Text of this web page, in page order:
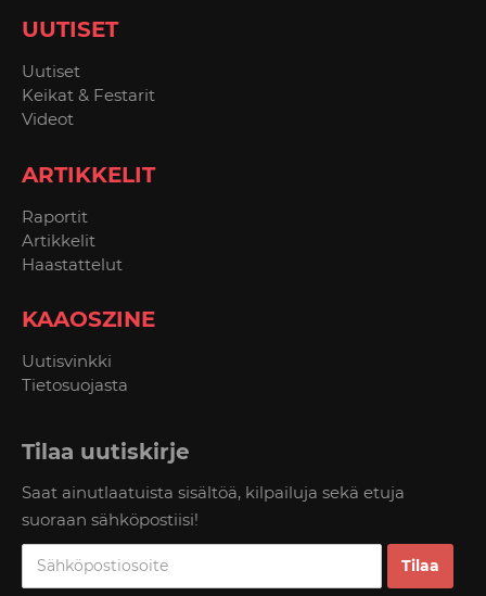
UUTISET
Uutiset
Keikat & Festarit
Videot
ARTIKKELIT
Raportit
Artikkelit
Haastattelut
KAAOSZINE
Uutisvinkki
Tietosuojasta
Tilaa uutiskirje
Saat ainutlaatuista sisältöä, kilpailuja sekä etuja
suoraan sähköpostiisi!